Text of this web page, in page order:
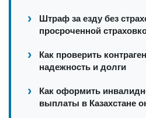
Штраф за езду без
просроченной
Как проверить
надежность и долги
Как оформить
выплаты в Казахстане